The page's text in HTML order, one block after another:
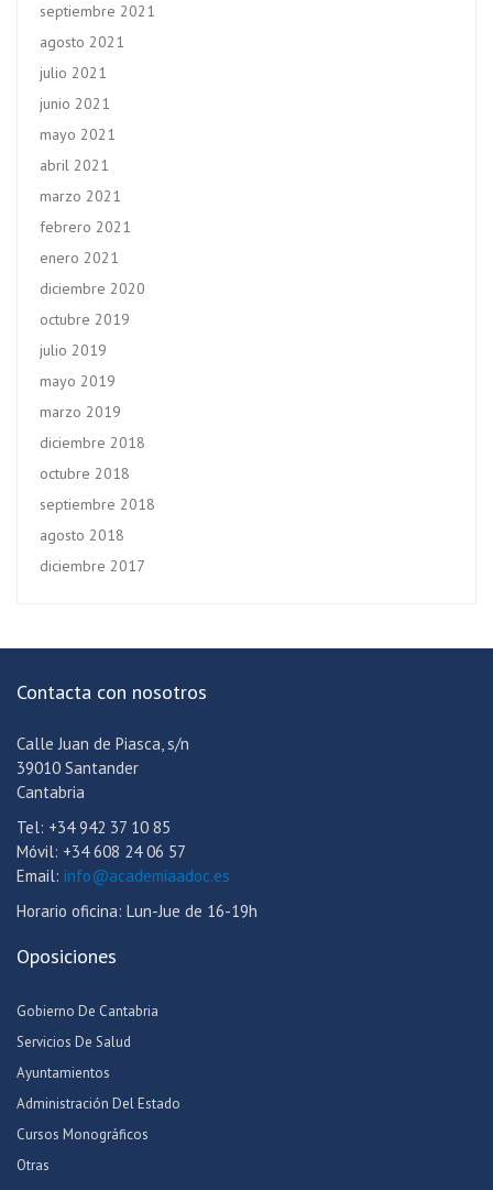
septiembre 2021
agosto 2021
julio 2021
junio 2021
mayo 2021
abril 2021
marzo 2021
febrero 2021
enero 2021
diciembre 2020
octubre 2019
julio 2019
mayo 2019
marzo 2019
diciembre 2018
octubre 2018
septiembre 2018
agosto 2018
diciembre 2017
Contacta con nosotros
Calle Juan de Piasca, s/n
39010 Santander
Cantabria
Tel: +34 942 37 10 85
Móvil: +34 608 24 06 57
Email: info@academiaadoc.es
Horario oficina: Lun-Jue de 16-19h
Oposiciones
Gobierno De Cantabria
Servicios De Salud
Ayuntamientos
Administración Del Estado
Cursos Monográficos
Otras